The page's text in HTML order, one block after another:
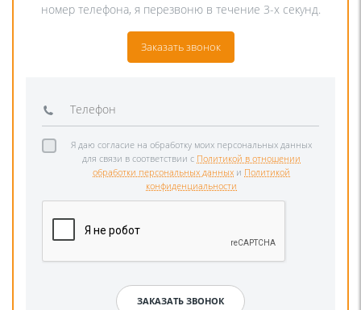
номер телефона, я перезвоню в течение 3-х секунд.
Заказать звонок
Я даю согласие на обработку моих персональных данных
для связи в соответствии с Политикой в отношении
обработки персональных данных и Политикой
конфиденциальности